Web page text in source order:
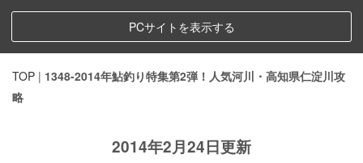
PCサイトを表示する
TOP | 1348-2014年鮎釣り特集第2弾！人気河川・高知県仁淀川攻
略
2014年2月24日更新